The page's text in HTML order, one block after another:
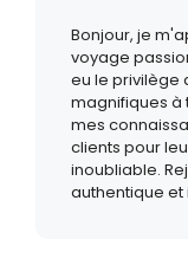
Bonjour, je
voyage
eu le privilège
magnifiques à
mes
clients pour
inoubliable.
authentique et